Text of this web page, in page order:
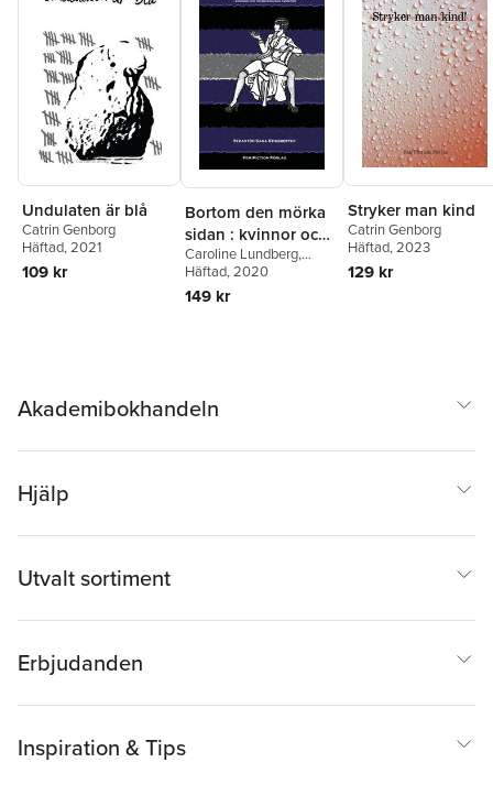
Undulaten är blå
Catrin Genborg
Häftad, 2021
109 kr
Bortom den mörka
sidan : kvinnor och
transpersoner om
BDSM
Caroline Lundberg,
Aicha Alaoui,
Meijner
Linnea Eriksson
Häftad, 2020
149 kr
Stryker man kind
Catrin Genborg
Häftad, 2023
129 kr
Akademibokhandeln
Hjälp
Utvalt sortiment
Erbjudanden
Inspiration & Tips